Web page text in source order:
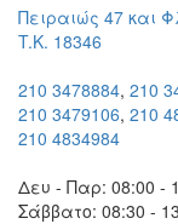
Πειραιώς 47 και
T.K. 18346
210 3478884, 210
210 3479106, 210
210 4834984
Δευ - Παρ: 08:00 -
Σάββατο: 08:30 -